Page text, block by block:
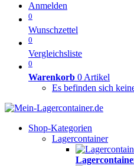
Anmelden
0
Wunschzettel
0
Vergleichsliste
0
Warenkorb 0 Artikel
Es befinden sich
Shop-Kategorien
Lagercontainer